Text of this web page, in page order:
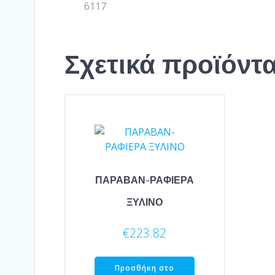
6117
Σχετικά
ΠΑΡΑΒΑΝ-ΡΑΦΙΕΡΑ
ΞΥΛΙΝΟ
€223.82
Προσθήκη στο